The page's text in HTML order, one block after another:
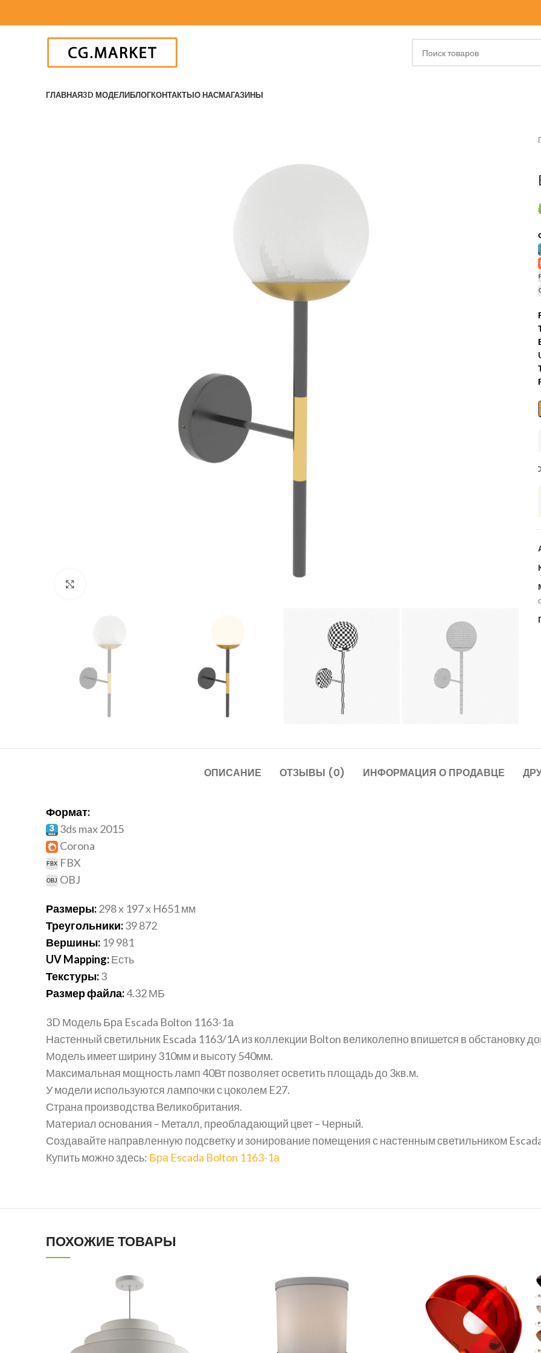
ГЛАВНАЯ3D МОДЕЛИБЛОГКОНТАКТЫО НАСМАГАЗИНЫ
ОПИСАНИЕ ОТЗЫВЫ (0) ИНФОРМАЦИЯ О ПРОДАВЦЕ
Формат:
3ds max 2015
Corona
FBX
OBJ
Размеры:298 x 197 x H651 мм
Треугольники:39 872
Вершины: 19 981
UV Mapping:Есть
Текстуры:3
Размер файла:4.32 МБ
3D Модель Бра Escada Bolton 1163-1а
Настенный светильник Escada 1163/1A из коллекции Bolton великолепно впишется в обстановку
Модель имеет ширину 310мм и высоту 540мм.
Максимальная мощность ламп 40Вт позволяет осветить площадь до 3кв.м.
У модели используются лампочки с цоколем E27.
Страна производства Великобритания.
Материал основания – Металл, преобладающий цвет – Черный.
Создавайте направленную подсветку и зонирование помещения с настенным светильником
Купить можно здесь: Бра Escada Bolton 1163-1а
ПОХОЖИЕ ТОВАРЫ